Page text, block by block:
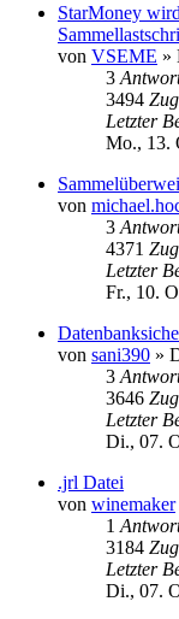
StarMoney
von VSEME »
3
3494
Letzter
Mo., 13.
von
3
4371
Letzter
Fr., 10.
von sani390 »
3
3646
Letzter
Di., 07.
.jrl Datei
von winemaker
1
3184
Letzter
Di., 07.